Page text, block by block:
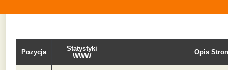
Pozycja
Statystyki
WWW
Opis